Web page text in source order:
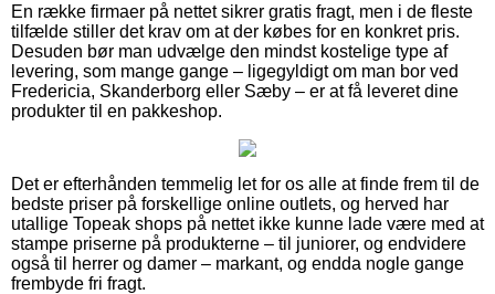
En række firmaer på nettet sikrer gratis fragt, men i de fleste
tilfælde stiller det krav om at der købes for en konkret pris.
Desuden bør man udvælge den mindst kostelige type af
levering, som mange gange – ligegyldigt om man bor ved
Fredericia, Skanderborg eller Sæby – er at få leveret dine
produkter til en pakkeshop.
Det er efterhånden temmelig let for os alle at finde frem til de
bedste priser på forskellige online outlets, og herved har
utallige Topeak shops på nettet ikke kunne lade være med at
stampe priserne på produkterne – til juniorer, og endvidere
også til herrer og damer – markant, og endda nogle gange
frembyde fri fragt.